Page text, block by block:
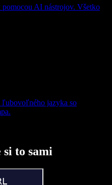
AI nástrojov. Všetko
ľubovoľného jazyka so
si to sami